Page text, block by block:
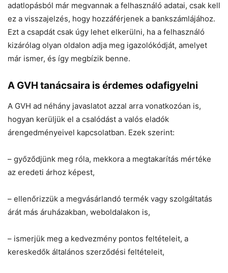
adatlopásból már megvannak a felhasználó adatai, csak kell
ez a visszajelzés, hogy hozzáférjenek a bankszámlájához.
Ezt a csapdát csak úgy lehet elkerülni, ha a felhasználó
kizárólag olyan oldalon adja meg igazolókódját, amelyet
már ismer, és így megbízik benne.
A GVH tanácsaira is érdemes odafigyelni
A GVH ad néhány javaslatot azzal arra vonatkozóan is,
hogyan kerüljük el a csalódást a valós eladók
árengedményeivel kapcsolatban. Ezek szerint:
– győződjünk meg róla, mekkora a megtakarítás mértéke
az eredeti árhoz képest,
– ellenőrizzük a megvásárlandó termék vagy szolgáltatás
árát más áruházakban, weboldalakon is,
– ismerjük meg a kedvezmény pontos feltételeit, a
kereskedők általános szerződési feltételeit,